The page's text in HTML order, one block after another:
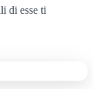
di esse ti